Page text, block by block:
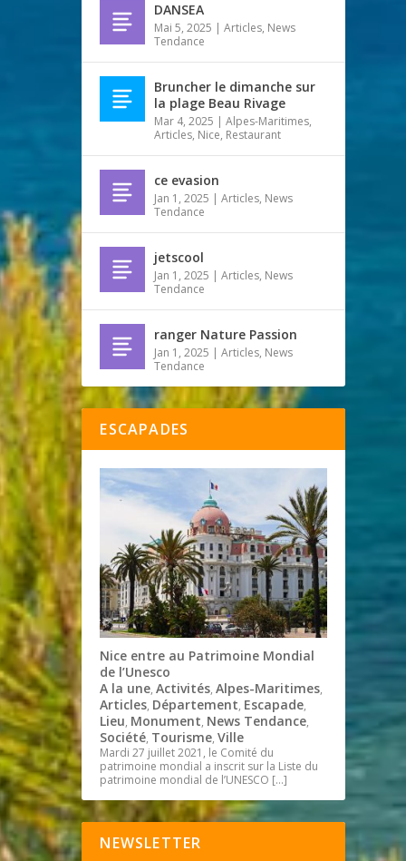
DANSEA
Mai 5, 2025 |Articles, News
Tendance
Bruncher le dimanche sur
la plage Beau Rivage
Mar 4, 2025 |Alpes-Maritimes,
Articles, Nice, Restaurant
ce evasion
Jan 1, 2025 |Articles, News
Tendance
jetscool
Jan 1, 2025 |Articles, News
Tendance
ranger Nature Passion
Jan 1, 2025 |Articles, News
Tendance
ESCAPADES
Nice entre au Patrimoine Mondial
de l’Unesco
A la une,Activités,Alpes-Maritimes,
Articles, Département, Escapade,
Lieu, Monument, News Tendance,
Société, Tourisme,Ville
Mardi 27 juillet 2021, le Comité du
patrimoine mondial a inscrit sur la Liste du
patrimoine mondial de l’UNESCO […]
NEWSLETTER